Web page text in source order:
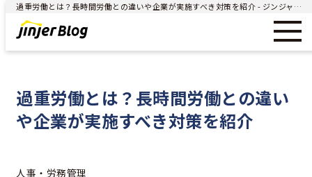
過重労働とは？長時間労働との違いや企業が実施すべき対策を紹介 - ジンジャー（jinjer）｜統合型人事システム
過重労働とは？長時間労働との違い
や企業が実施すべき対策を紹介
人事・労務管理